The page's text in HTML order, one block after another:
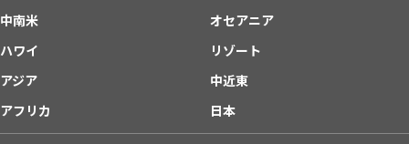
中南米
オセアニア
ハワイ
リゾート
アジア
中近東
アフリカ
日本